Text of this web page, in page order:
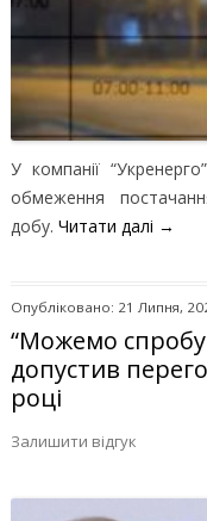
У компанії
обмеження
добу. Читати далі →
Опубліковано: 21 Липня,
“Можемо
допустив
році
Залишити відгук